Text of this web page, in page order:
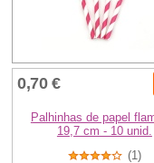
0,70 €
Palhinhas de papel
19,7 cm - 10 unid.
(1)